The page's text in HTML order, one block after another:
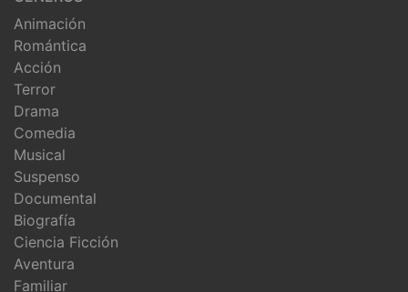
Animación
Romántica
Acción
Terror
Drama
Comedia
Musical
Suspenso
Documental
Biografía
Ciencia Ficción
Aventura
Familiar